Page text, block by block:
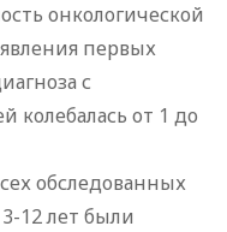
онкологической
первых
с
колебалась от 1 до
обследованных
12 лет были